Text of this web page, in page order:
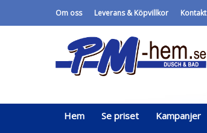
Om oss Leverans & Köpvillkor Kontakt
Hem Se priset Kampanjer